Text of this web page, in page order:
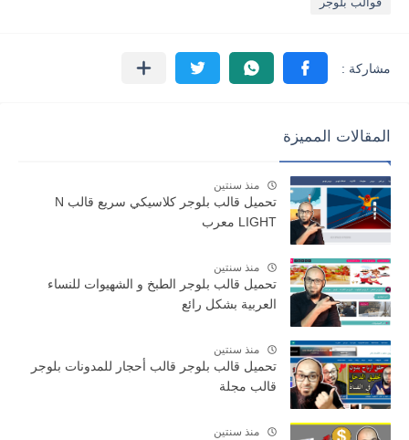
المقالات المميزة
منذ سنتين
تحميل قالب بلوجر كلاسيكي سريع قالب N
LIGHT معرب
منذ سنتين
تحميل قالب بلوجر الطبخ و الشهيوات للنساء
العربية بشكل رائع
منذ سنتين
تحميل قالب بلوجر قالب أحجار للمدونات بلوجر
قالب مجلة
منذ سنتين